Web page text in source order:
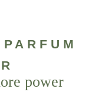
power